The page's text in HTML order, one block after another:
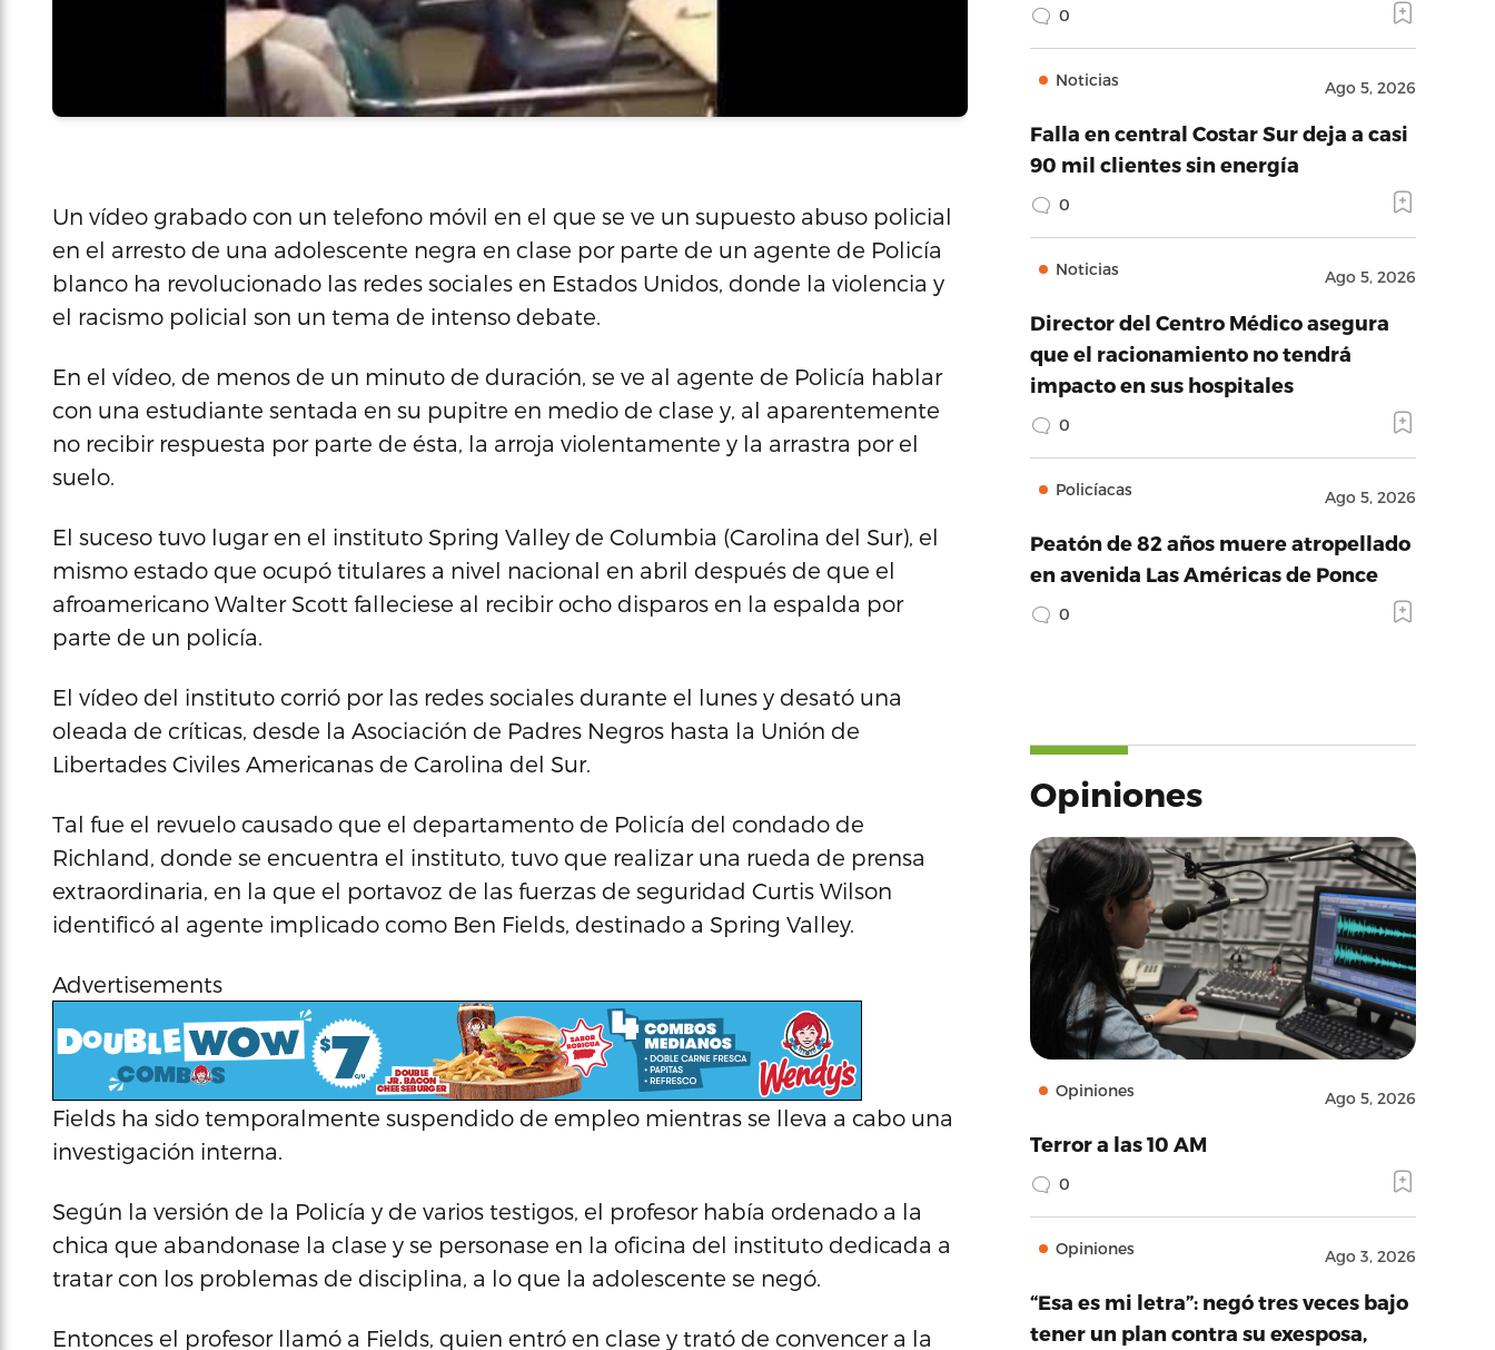
Un vídeo grabado con un telefono móvil en el que se ve un supuesto abuso policial
en el arresto de una adolescente negra en clase por parte de un agente de Policía
blanco ha revolucionado las redes sociales en Estados Unidos, donde la violencia y
el racismo policial son un tema de intenso debate.
En el vídeo, de menos de un minuto de duración, se ve al agente de Policía hablar
con una estudiante sentada en su pupitre en medio de clase y, al aparentemente
no recibir respuesta por parte de ésta, la arroja violentamente y la arrastra por el
suelo.
El suceso tuvo lugar en el instituto Spring Valley de Columbia (Carolina del Sur), el
mismo estado que ocupó titulares a nivel nacional en abril después de que el
afroamericano Walter Scott falleciese al recibir ocho disparos en la espalda por
parte de un policía.
El vídeo del instituto corrió por las redes sociales durante el lunes y desató una
oleada de críticas, desde la Asociación de Padres Negros hasta la Unión de
Libertades Civiles Americanas de Carolina del Sur.
Tal fue el revuelo causado que el departamento de Policía del condado de
Richland, donde se encuentra el instituto, tuvo que realizar una rueda de prensa
extraordinaria, en la que el portavoz de las fuerzas de seguridad Curtis Wilson
identificó al agente implicado como Ben Fields, destinado a Spring Valley.
Advertisements
Fields ha sido temporalmente suspendido de empleo mientras se lleva a cabo una
investigación interna.
Según la versión de la Policía y de varios testigos, el profesor había ordenado a la
chica que abandonase la clase y se personase en la oficina del instituto dedicada a
tratar con los problemas de disciplina, a lo que la adolescente se negó.
Entonces el profesor llamó a Fields, quien entró en clase y trató de convencer a la
0
Noticias Ago 5, 2026
Falla en central Costar Sur deja a casi
90 mil clientes sin energía
0
Noticias Ago 5, 2026
Director del Centro Médico asegura
que el racionamiento no tendrá
impacto en sus hospitales
0
Policíacas Ago 5, 2026
Peatón de 82 años muere atropellado
en avenida Las Américas de Ponce
0
Opiniones
Opiniones Ago 5, 2026
Terror a las 10 AM
0
Opiniones Ago 3, 2026
“Esa es mi letra”: negó tres veces bajo
tener un plan contra su exesposa,